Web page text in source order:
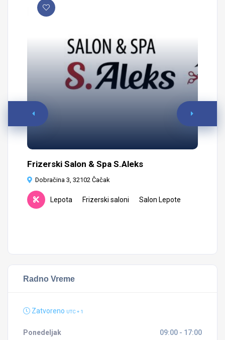
Frizerski Salon & Spa S.Aleks
Dobračina 3, 32102 Čačak
Lepota Frizerski saloni Salon Lepote
Radno Vreme
Zatvoreno UTC + 1
Ponedeljak 09:00 - 17:00